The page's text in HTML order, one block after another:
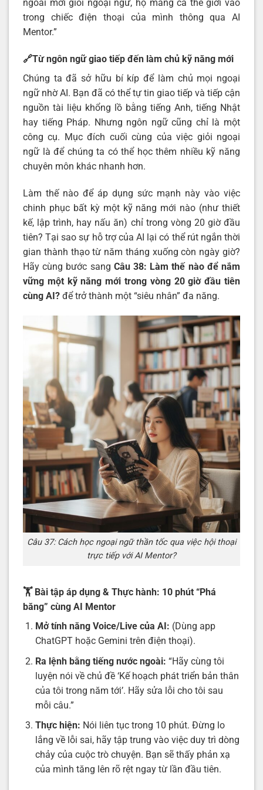
ngoài mới giỏi ngoại ngữ, họ mang cả thế giới vào
trong chiếc điện thoại của mình thông qua AI
Mentor.”
🔗Từ ngôn ngữ giao tiếp đến làm chủ kỹ năng mới
Chúng ta đã sở hữu bí kíp để làm chủ mọi ngoại
ngữ nhờ AI. Bạn đã có thể tự tin giao tiếp và tiếp cận
nguồn tài liệu khổng lồ bằng tiếng Anh, tiếng Nhật
hay tiếng Pháp. Nhưng ngôn ngữ cũng chỉ là một
công cụ. Mục đích cuối cùng của việc giỏi ngoại
ngữ là để chúng ta có thể học thêm nhiều kỹ năng
chuyên môn khác nhanh hơn.
Làm thế nào để áp dụng sức mạnh này vào việc
chinh phục bất kỳ một kỹ năng mới nào (như thiết
kế, lập trình, hay nấu ăn) chỉ trong vòng 20 giờ đầu
tiên? Tại sao sự hỗ trợ của AI lại có thể rút ngắn thời
gian thành thạo từ năm tháng xuống còn ngày giờ?
Hãy cùng bước sang Câu 38: Làm thế nào để nắm
vững một kỹ năng mới trong vòng 20 giờ đầu tiên
cùng AI? để trở thành một “siêu nhân” đa năng.
Câu 37: Cách học ngoại ngữ thần tốc qua việc hội thoại
trực tiếp với AI Mentor?
🏋️ Bài tập áp dụng & Thực hành: 10 phút “Phá
băng” cùng AI Mentor
Mở tính năng Voice/Live của AI: (Dùng app
ChatGPT hoặc Gemini trên điện thoại).
Ra lệnh bằng tiếng nước ngoài: “Hãy cùng tôi
luyện nói về chủ đề ‘Kế hoạch phát triển bản thân
của tôi trong năm tới’. Hãy sửa lỗi cho tôi sau
mỗi câu.”
Thực hiện: Nói liên tục trong 10 phút. Đừng lo
lắng về lỗi sai, hãy tập trung vào việc duy trì dòng
chảy của cuộc trò chuyện. Bạn sẽ thấy phản xạ
của mình tăng lên rõ rệt ngay từ lần đầu tiên.